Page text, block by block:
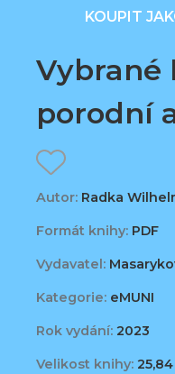
KOUPIT
Vybrané
porodní
Autor: Radka
Formát knihy: PDF
Vydavatel:
Kategorie: eMUNI
Rok vydání: 2023
Velikost knihy: